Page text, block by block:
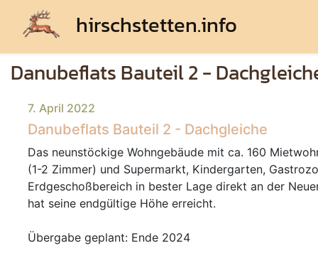
hirschstetten.info
Danubeflats Bauteil 2 -
7. April 2022
Danubeflats Bauteil 2 - Dachgleiche
Das neunstöckige Wohngebäude mit ca. 160
(1-2 Zimmer) und Supermarkt, Kindergarten,
Erdgeschoßbereich in bester Lage direkt an der
hat seine endgültige Höhe erreicht.
Übergabe geplant: Ende 2024